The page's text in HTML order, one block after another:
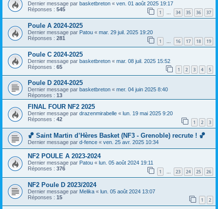
Dernier message par basketbreton « ven. 01 août 2025 19:17
Réponses : 545 1 … 34 35 36 37
Poule A 2024-2025
Dernier message par Patou « mar. 29 juil. 2025 19:20
Réponses : 281 1 … 16 17 18 19
Poule C 2024-2025
Dernier message par basketbreton « mar. 08 juil. 2025 15:52
Réponses : 65 1 2 3 4 5
Poule D 2024-2025
Dernier message par basketbreton « mer. 04 juin 2025 8:40
Réponses : 13
FINAL FOUR NF2 2025
Dernier message par drazenmirabelle « lun. 19 mai 2025 9:20
Réponses : 42 1 2 3
🏀 Saint Martin d’Hères Basket (NF3 - Grenoble) recrute ! 🏀
Dernier message par d-fence « ven. 25 avr. 2025 10:34
NF2 POULE A 2023-2024
Dernier message par Patou « lun. 05 août 2024 19:11
Réponses : 376 1 … 23 24 25 26
NF2 Poule D 2023/2024
Dernier message par Melika « lun. 05 août 2024 13:07
Réponses : 15 1 2